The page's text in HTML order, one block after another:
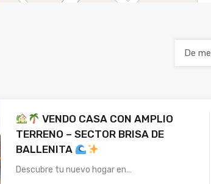
De
VENDO CASA CON AMPLIO
TERRENO – SECTOR BRISA DE
BALLENITA
Descubre tu nuevo hogar en…